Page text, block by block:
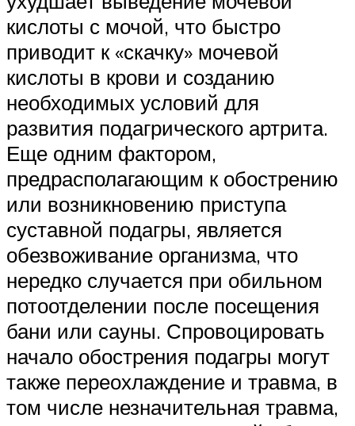
кислоты с мочой, что быстро
приводит к «скачку» мочевой
кислоты в крови и созданию
необходимых условий для
развития подагрического артрита.
Еще одним фактором,
предрасполагающим к обострению
или возникновению приступа
суставной подагры, является
обезвоживание организма, что
нередко случается при обильном
потоотделении после посещения
бани или сауны. Спровоцировать
начало обострения подагры могут
также переохлаждение и травма, в
том числе незначительная травма,